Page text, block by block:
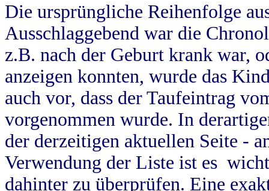
Die ursprüngliche Reihenfolge
Ausschlaggebend war die
z.B. nach der Geburt krank war,
anzeigen konnten, wurde das
auch vor, dass der Taufeintrag
vorgenommen wurde. In
der derzeitigen aktuellen Seite -
Verwendung der Liste ist es
dahinter zu überprüfen. Eine